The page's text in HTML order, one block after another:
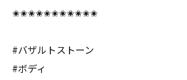
✬✬✬✬✬✬✬✬✬✬✬
#バザルトストーン
#ボディ